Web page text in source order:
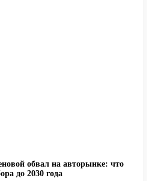
обвал на авторынке: что
до 2030 года